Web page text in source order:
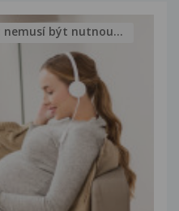
nemusí být nutnou...